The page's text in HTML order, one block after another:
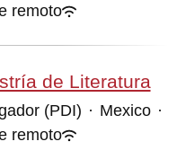
remoto
de Literatura
(PDI) · Mexico ·
remoto